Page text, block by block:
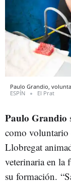
Paulo Grandio,
ESPÍN
El Prat
Paulo Grandio
como voluntario
Llobregat
veterinaria en la
su formación.